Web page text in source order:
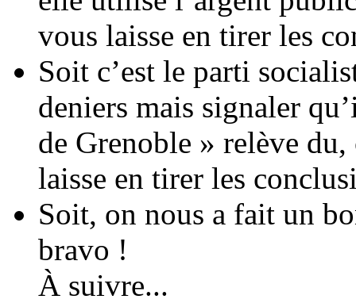
vous laisse en tirer les
Soit c’est le parti
deniers mais signaler
de Grenoble » relève
laisse en tirer les
Soit, on nous a fait un
bravo !
À suivre...